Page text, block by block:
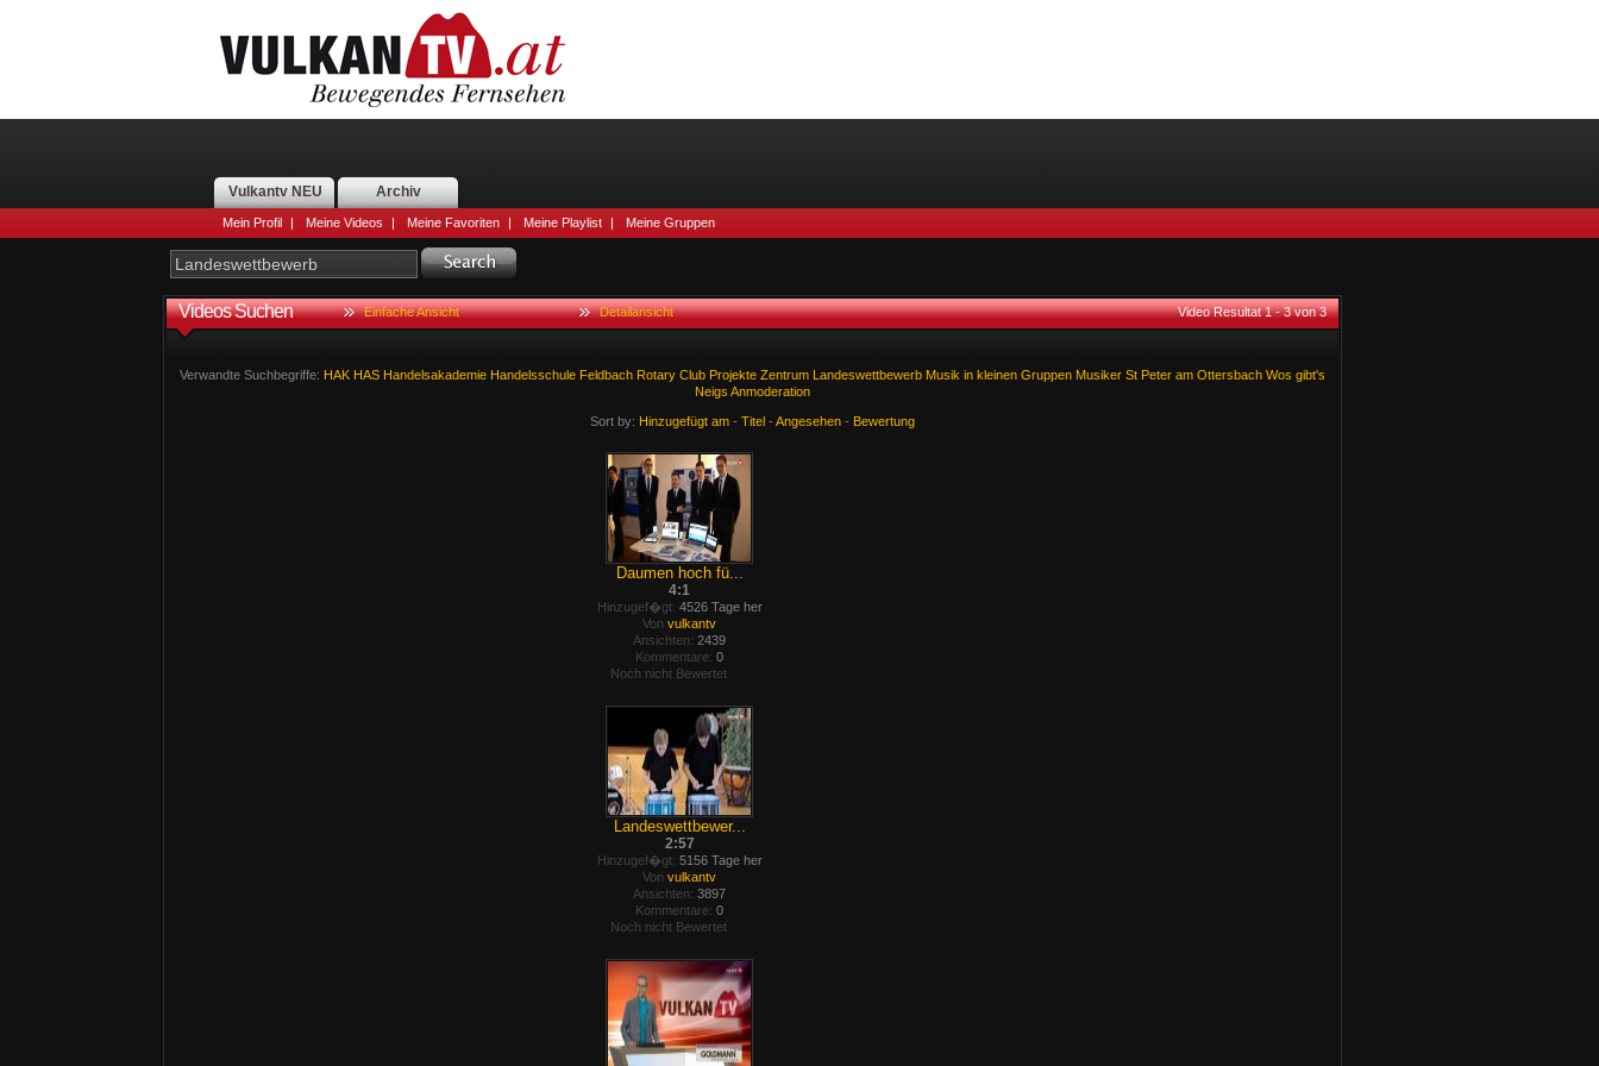
Vulkantv NEU Archiv
Mein Profil | Meine Videos | Meine Favoriten | Meine Playlist | Meine Gruppen
Videos Suchen Einfache Ansicht Detailansicht Video Resultat 1 - 3 von 3
Verwandte Suchbegriffe: HAK HAS Handelsakademie Handelsschule Feldbach Rotary Club Projekte Zentrum Landeswettbewerb Musik in kleinen Gruppen Musiker St Peter am Ottersbach Wos gibt's
Neigs Anmoderation
Sort by: Hinzugefügt am - Titel - Angesehen - Bewertung
Daumen hoch fü...
4:1
Hinzugef�gt: 4526 Tage her
Von vulkantv
Ansichten: 2439
Kommentare: 0
Noch nicht Bewertet
Landeswettbewer...
2:57
Hinzugef�gt: 5156 Tage her
Von vulkantv
Ansichten: 3897
Kommentare: 0
Noch nicht Bewertet